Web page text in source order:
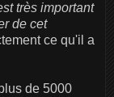
très important
de cet
ce qu'il a
de 5000